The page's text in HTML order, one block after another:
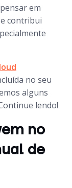
em
contribui
no seu
alguns
lendo!
no
de